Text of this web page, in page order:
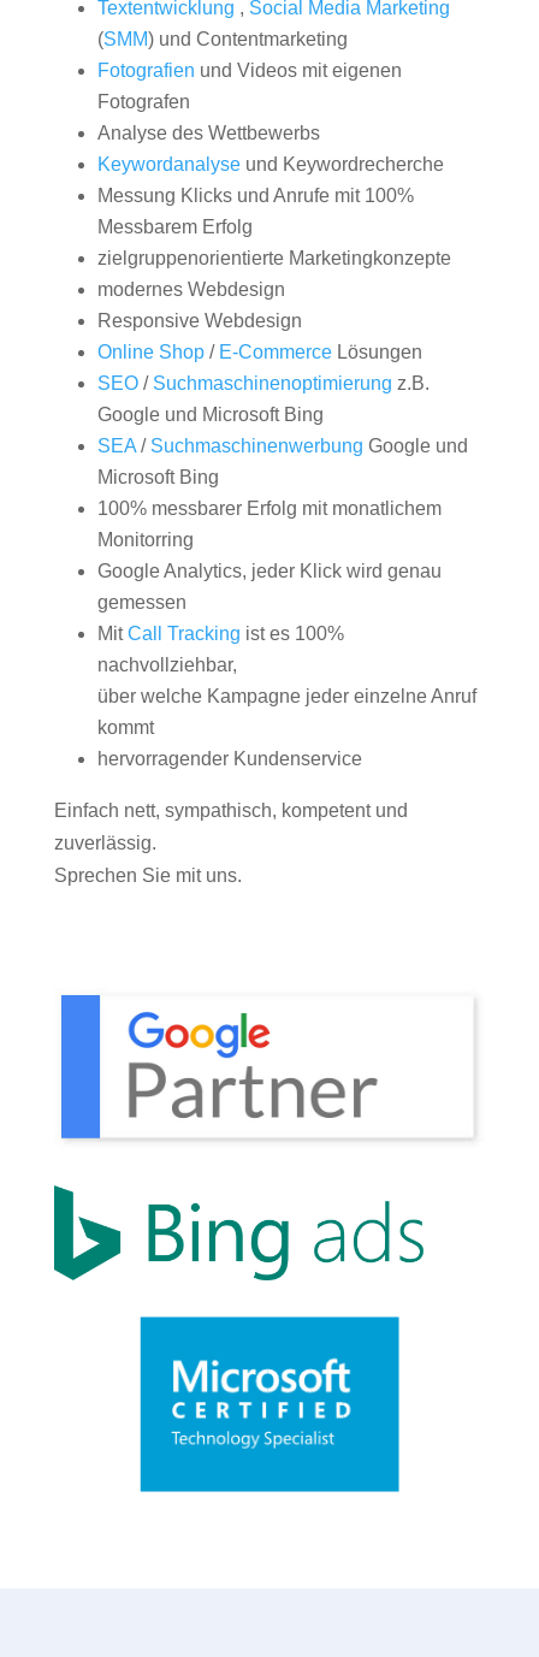
Textentwicklung , Social Media Marketing
(SMM) und Contentmarketing
Fotografien und Videos mit eigenen
Fotografen
Analyse des Wettbewerbs
Keywordanalyseund Keywordrecherche
Messung Klicks und Anrufe mit 100%
Messbarem Erfolg
zielgruppenorientierte Marketingkonzepte
modernes Webdesign
Responsive Webdesign
Online Shop/ E-CommerceLösungen
SEO/ Suchmaschinenoptimierung z.B.
Google und Microsoft Bing
SEA/ Suchmaschinenwerbung Google und
Microsoft Bing
100% messbarer Erfolg mit monatlichem
Monitorring
Google Analytics, jeder Klick wird genau
gemessen
MitCall Tracking ist es 100%
nachvollziehbar,
über welche Kampagne jeder einzelne Anruf
kommt
hervorragender Kundenservice
Einfach nett, sympathisch, kompetent und
zuverlässig.
Sprechen Sie mit uns.